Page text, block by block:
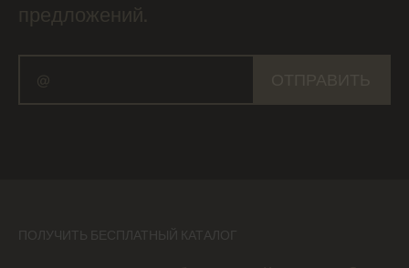
предложений.
ПОЛУЧИТЬ БЕСПЛАТНЫЙ КАТАЛОГ